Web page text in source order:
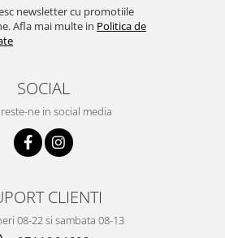
newsletter cu promotiile
Afla mai multe in Politica de
SOCIAL
ne in social media
CLIENTI
08-22 si sambata 08-13